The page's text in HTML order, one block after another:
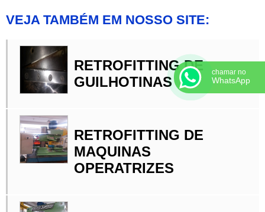
VEJA TAMBÉM EM NOSSO SITE:
RETROFITTING DE
GUILHOTINAS
RETROFITTING DE
MAQUINAS
OPERATRIZES
chamar no
WhatsApp